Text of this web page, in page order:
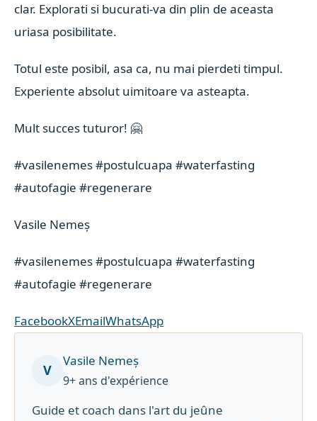
clar. Explorati si bucurati-va din plin de aceasta
uriasa posibilitate.
Totul este posibil, asa ca, nu mai pierdeti timpul.
Experiente absolut uimitoare va asteapta.
Mult succes tuturor! 🤗
#vasilenemes#postulcuapa #waterfasting
#autofagie #regenerare
Vasile Nemeș
#vasilenemes#postulcuapa #waterfasting
#autofagie #regenerare
FacebookXEmailWhatsApp
V
Vasile Nemeș
9+ ans d'expérience
Guide et coach dans l'art du jeûne